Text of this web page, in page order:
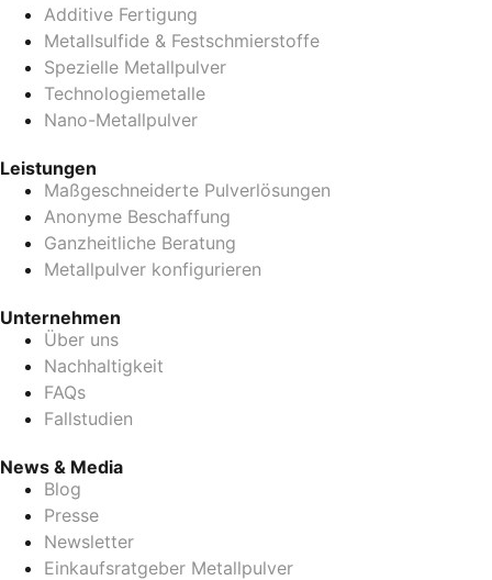
Additive Fertigung
Metallsulfide & Festschmierstoffe
Spezielle Metallpulver
Technologiemetalle
Nano-Metallpulver
Leistungen
Maßgeschneiderte Pulverlösungen
Anonyme Beschaffung
Ganzheitliche Beratung
Metallpulver konfigurieren
Unternehmen
Über uns
Nachhaltigkeit
FAQs
Fallstudien
News & Media
Blog
Presse
Newsletter
Einkaufsratgeber Metallpulver